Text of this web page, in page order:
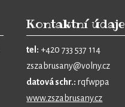
Kontaktní údaje
tel: +420 733 537 114
zszabrusany@volny.cz
datová schr.: rqfwppa
www.zszabrusany.cz